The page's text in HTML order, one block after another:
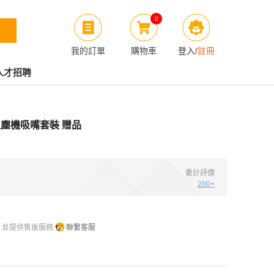
我的訂單
0
購物車 登入/註冊
才招聘
機吸嘴套裝 贈品
纍計評價
200+
提供售後服務 聯繫客服